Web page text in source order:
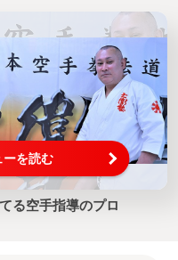
ーを読む
る空手指導のプロ